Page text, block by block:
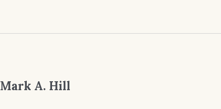
Mark A. Hill